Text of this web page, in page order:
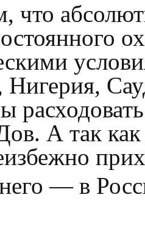
что
Нигерия,
А так как
— в